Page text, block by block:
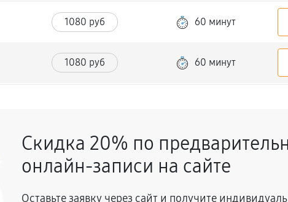
1080 руб 60 минут
1080 руб 60 минут
1620 руб 60 минут
Скидка 20% по
онлайн-записи на сайте
Оставьте заявку через сайт и получите